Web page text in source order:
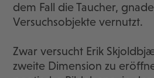
dem Fall die Taucher,
Versuchsobjekte vernutzt.
Zwar versucht Erik
zweite Dimension zu